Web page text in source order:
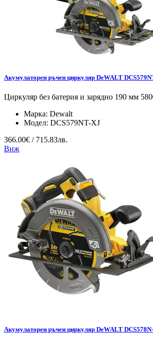
Акумулаторен ръчен циркуляр DeWALT
Циркуляр без батерия и зарядно 190 мм
Марка: Dewalt
Модел: DCS579NT-XJ
366.00€ / 715.83лв.
Виж
Акумулаторен ръчен циркуляр DeWALT